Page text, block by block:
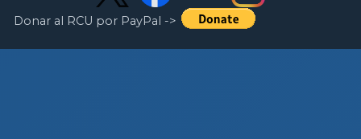
Donar al RCU por PayPal ->